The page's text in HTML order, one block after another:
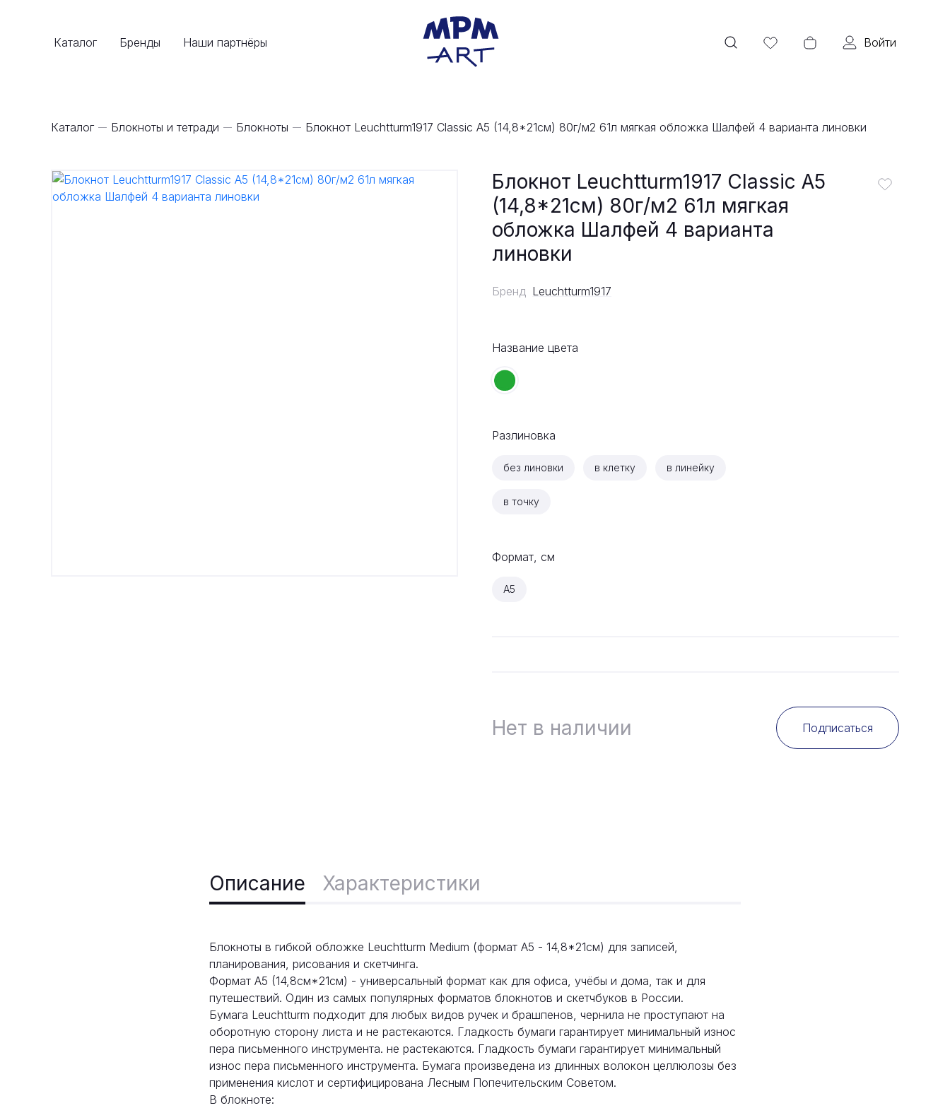
Каталог Бренды Наши партнёры Войти
Каталог Блокноты и тетради Блокноты Блокнот Leuchtturm1917 Classic A5 (14,8*21см) 80г/м2 61л мягкая обложка Шалфей 4 варианта линовки
Блокнот Leuchtturm1917 Classic A5
(14,8*21см) 80г/м2 61л мягкая
обложка Шалфей 4 варианта
линовки
Бренд Leuchtturm1917
Название цвета
Разлиновка
без линовки в клетку в линейку
в точку
Формат, см
A5
Нет в наличии Подписаться
Описание Характеристики
Блокноты в гибкой обложке Leuchtturm Medium (формат A5 - 14,8*21см) для записей,
планирования, рисования и скетчинга.
Формат A5 (14,8см*21см) - универсальный формат как для офиса, учёбы и дома, так и для
путешествий. Один из самых популярных форматов блокнотов и скетчбуков в России.
Бумага Leuchtturm подходит для любых видов ручек и брашпенов, чернила не проступают на
оборотную сторону листа и не растекаются. Гладкость бумаги гарантирует минимальный износ
пера письменного инструмента. не растекаются. Гладкость бумаги гарантирует минимальный
износ пера письменного инструмента. Бумага произведена из длинных волокон целлюлозы без
применения кислот и сертифицирована Лесным Попечительским Советом.
В блокноте: